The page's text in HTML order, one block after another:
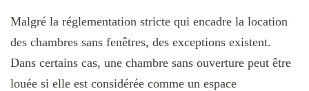
Malgré la réglementation stricte qui encadre la location
des chambres sans fenêtres, des exceptions existent.
Dans certains cas, une chambre sans ouverture peut être
louée si elle est considérée comme un espace